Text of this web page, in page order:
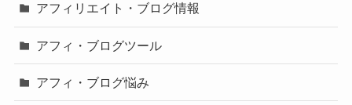
アフィリエイト・ブログ情報
アフィ・ブログツール
アフィ・ブログ悩み